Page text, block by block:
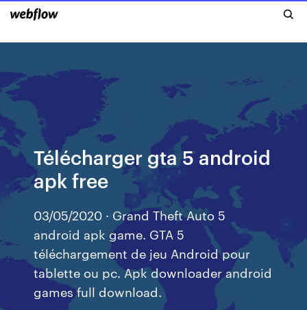
Télécharger gta 5 android
apk free
03/05/2020 · Grand Theft Auto 5
android apk game. GTA 5
téléchargement de jeu Android pour
tablette ou pc. Apk downloader android
games full download.